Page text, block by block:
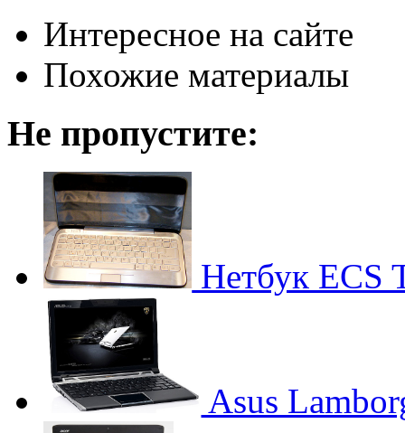
Интересное на сайте
Похожие материалы
Не пропустите:
Нетбук ECS
Asus